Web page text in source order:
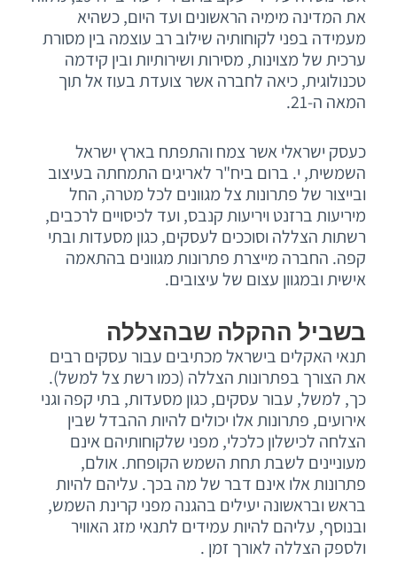
את המדינה מימיה הראשונים ועד היום, כשהיא
מעמידה בפני לקוחותיה שילוב רב עוצמה בין מסורת
ערכית של מצוינות, מסירות ושירותיות ובין קידמה
טכנולוגית, כיאה לחברה אשר צועדת בעוז אל תוך
המאה ה-21.
כעסק ישראלי אשר צמח והתפתח בארץ ישראל
השמשית, י. ברום ביח"ר לאריגים התמחתה בעיצוב
ובייצור של פתרונות צל מגוונים לכל מטרה, החל
מיריעות ברזנט ויריעות קנבס, ועד לכיסויים לרכבים,
רשתות הצללה וסוככים לעסקים, כגון מסעדות ובתי
קפה. החברה מייצרת פתרונות מגוונים בהתאמה
אישית ובמגוון עצום של עיצובים.
בשביל ההקלה שבהצללה
תנאי האקלים בישראל מכתיבים עבור עסקים רבים
את הצורך בפתרונות הצללה (כמו רשת צל למשל).
כך, למשל, עבור עסקים, כגון מסעדות, בתי קפה וגני
אירועים, פתרונות אלו יכולים להיות ההבדל שבין
הצלחה לכישלון כלכלי, מפני שלקוחותיהם אינם
מעוניינים לשבת תחת השמש הקופחת. אולם,
פתרונות אלו אינם דבר של מה בכך. עליהם להיות
בראש ובראשונה יעילים בהגנה מפני קרינת השמש,
ובנוסף, עליהם להיות עמידים לתנאי מזג האוויר
ולספק הצללה לאורך זמן .